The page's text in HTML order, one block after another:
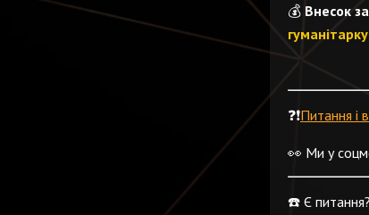
💰 Внесок
❓❗️Питання і
👀 Ми у
☎️ Є